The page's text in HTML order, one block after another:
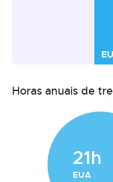
Horas anuais de
21h
EUA